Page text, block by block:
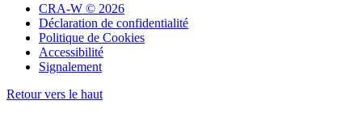
CRA-W © 2026
Déclaration de confidentialité
Politique de Cookies
Accessibilité
Signalement
Retour vers le haut